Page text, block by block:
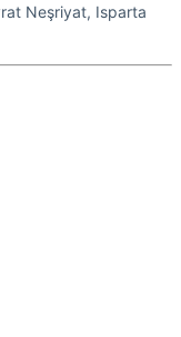
Neşriyat, Isparta